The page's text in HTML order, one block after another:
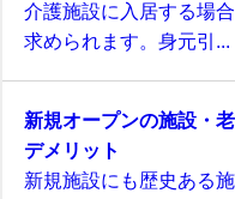
介護施設に入居する場
求められます。身元引...
新規オープンの施設・
デメリット
新規施設にも歴史ある